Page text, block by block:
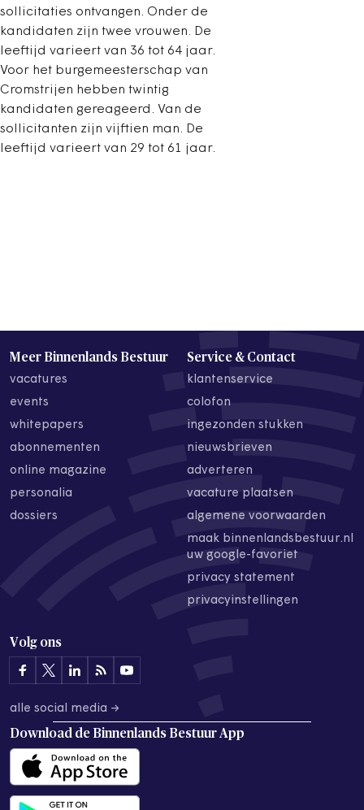
sollicitaties ontvangen. Onder de
kandidaten zijn twee vrouwen. De
leeftijd varieert van 36 tot 64 jaar.
Voor het burgemeesterschap van
Cromstrijen hebben twintig
kandidaten gereageerd. Van de
sollicitanten zijn vijftien man. De
leeftijd varieert van 29 tot 61 jaar.
Meer Binnenlands Bestuur
vacatures
events
whitepapers
abonnementen
online magazine
personalia
dossiers
Service & Contact
klantenservice
colofon
ingezonden stukken
nieuwsbrieven
adverteren
vacature plaatsen
algemene voorwaarden
maak binnenlandsbestuur.nl
uw google-favoriet
privacy statement
privacyinstellingen
Volg ons
alle social media →
Download de Binnenlands Bestuur App